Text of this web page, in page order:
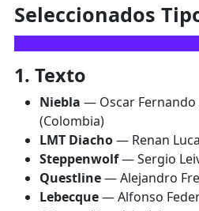
Seleccionados
1. Texto
Niebla — Oscar Fernando
(Colombia)
LMT Diacho— Renan
Steppenwolf— Sergio
Questline— Alejandro
Lebecque— Alfonso